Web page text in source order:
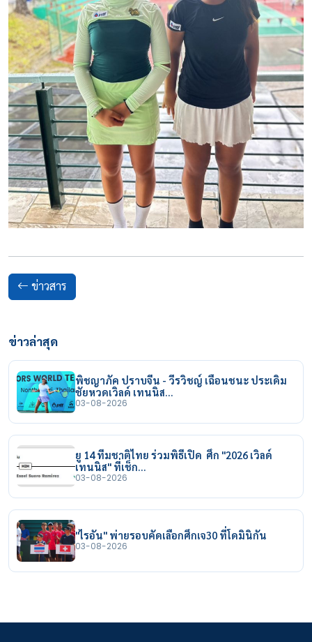
ข่าวสาร
ข่าวล่าสุด
พิชญาภัค ปราบจีน - วีรวิชญ์ เฉือนชนะ ประเดิม
ชัยหวดเวิลด์ เทนนิส…
03-08-2026
ยู 14 ทีมชาติไทย ร่วมพิธีเปิด ศึก "2026 เวิลด์
เทนนิส" ที่เช็ก…
03-08-2026
"ไรอัน" พ่ายรอบคัดเลือกศึกเจ30 ที่โดมินิกัน
03-08-2026